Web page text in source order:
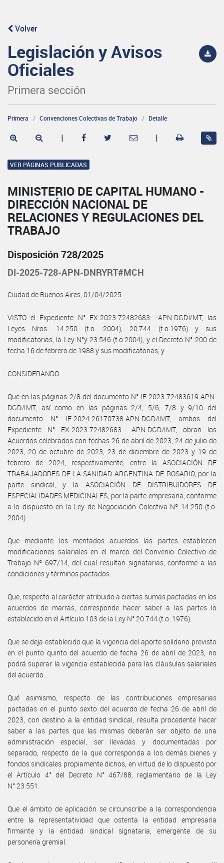
Volver
Legislación y Avisos
Oficiales
Primera sección
Primera Convenciones Colectivas de Trabajo Detalle
| |
VER PÁGINAS PUBLICADAS
MINISTERIO DE CAPITAL HUMANO -
DIRECCIÓN NACIONAL DE
RELACIONES Y REGULACIONES DEL
TRABAJO
Disposición 728/2025
DI-2025-728-APN-DNRYRT#MCH
Ciudad de Buenos Aires, 01/04/2025
VISTO el Expediente N° EX-2023-72482683- -APN-DGD#MT, las
Leyes Nros. 14.250 (t.o. 2004), 20.744 (t.o.1976) y sus
modificatorias, la Ley N°y 23.546 (t.o.2004), y el Decreto N° 200 de
fecha 16 de febrero de 1988 y sus modificatorias, y
CONSIDERANDO:
Que en las páginas 2/8 del documento N° IF-2023-72483619-APN-
DGD#MT, así como en las páginas 2/4, 5/6, 7/8 y 9/10 del
documento N° IF-2024-26170738-APN-DGD#MT, ambos del
Expediente N° EX-2023-72482683- -APN-DGD#MT, obran los
Acuerdos celebrados con fechas 26 de abril de 2023, 24 de julio de
2023, 20 de octubre de 2023, 23 de diciembre de 2023 y 19 de
febrero de 2024, respectivamente, entre la ASOCIACIÓN DE
TRABAJADORES DE LA SANIDAD ARGENTINA DE ROSARIO, por la
parte sindical, y la ASOCIACIÓN DE DISTRIBUIDORES DE
ESPECIALIDADES MEDICINALES, por la parte empresaria, conforme
a lo dispuesto en la Ley de Negociación Colectiva Nº 14.250 (t.o.
2004).
Que mediante los mentados acuerdos las partes establecen
modificaciones salariales en el marco del Convenio Colectivo de
Trabajo Nº 697/14, del cual resultan signatarias, conforme a las
condiciones y términos pactados.
Que, respecto al carácter atribuido a ciertas sumas pactadas en los
acuerdos de marras, corresponde hacer saber a las partes lo
establecido en el Artículo 103 de la Ley N° 20.744 (t.o. 1976).
Que se deja establecido que la vigencia del aporte solidario previsto
en el punto quinto del acuerdo de fecha 26 de abril de 2023, no
podrá superar la vigencia establecida para las cláusulas salariales
del acuerdo.
Qué asimismo, respecto de las contribuciones empresarias
pactadas en el punto sexto del acuerdo de fecha 26 de abril de
2023, con destino a la entidad sindical, resulta procedente hacer
saber a las partes que las mismas deberán ser objeto de una
administración especial, ser llevadas y documentadas por
separado, respecto de la que corresponda a los demás bienes y
fondos sindicales propiamente dichos, en virtud de lo dispuesto por
el Artículo 4° del Decreto N° 467/88, reglamentario de la Ley
N° 23.551.
Que el ámbito de aplicación se circunscribe a la correspondencia
entre la representatividad que ostenta la entidad empresaria
firmante y la entidad sindical signataria, emergente de su
personería gremial.